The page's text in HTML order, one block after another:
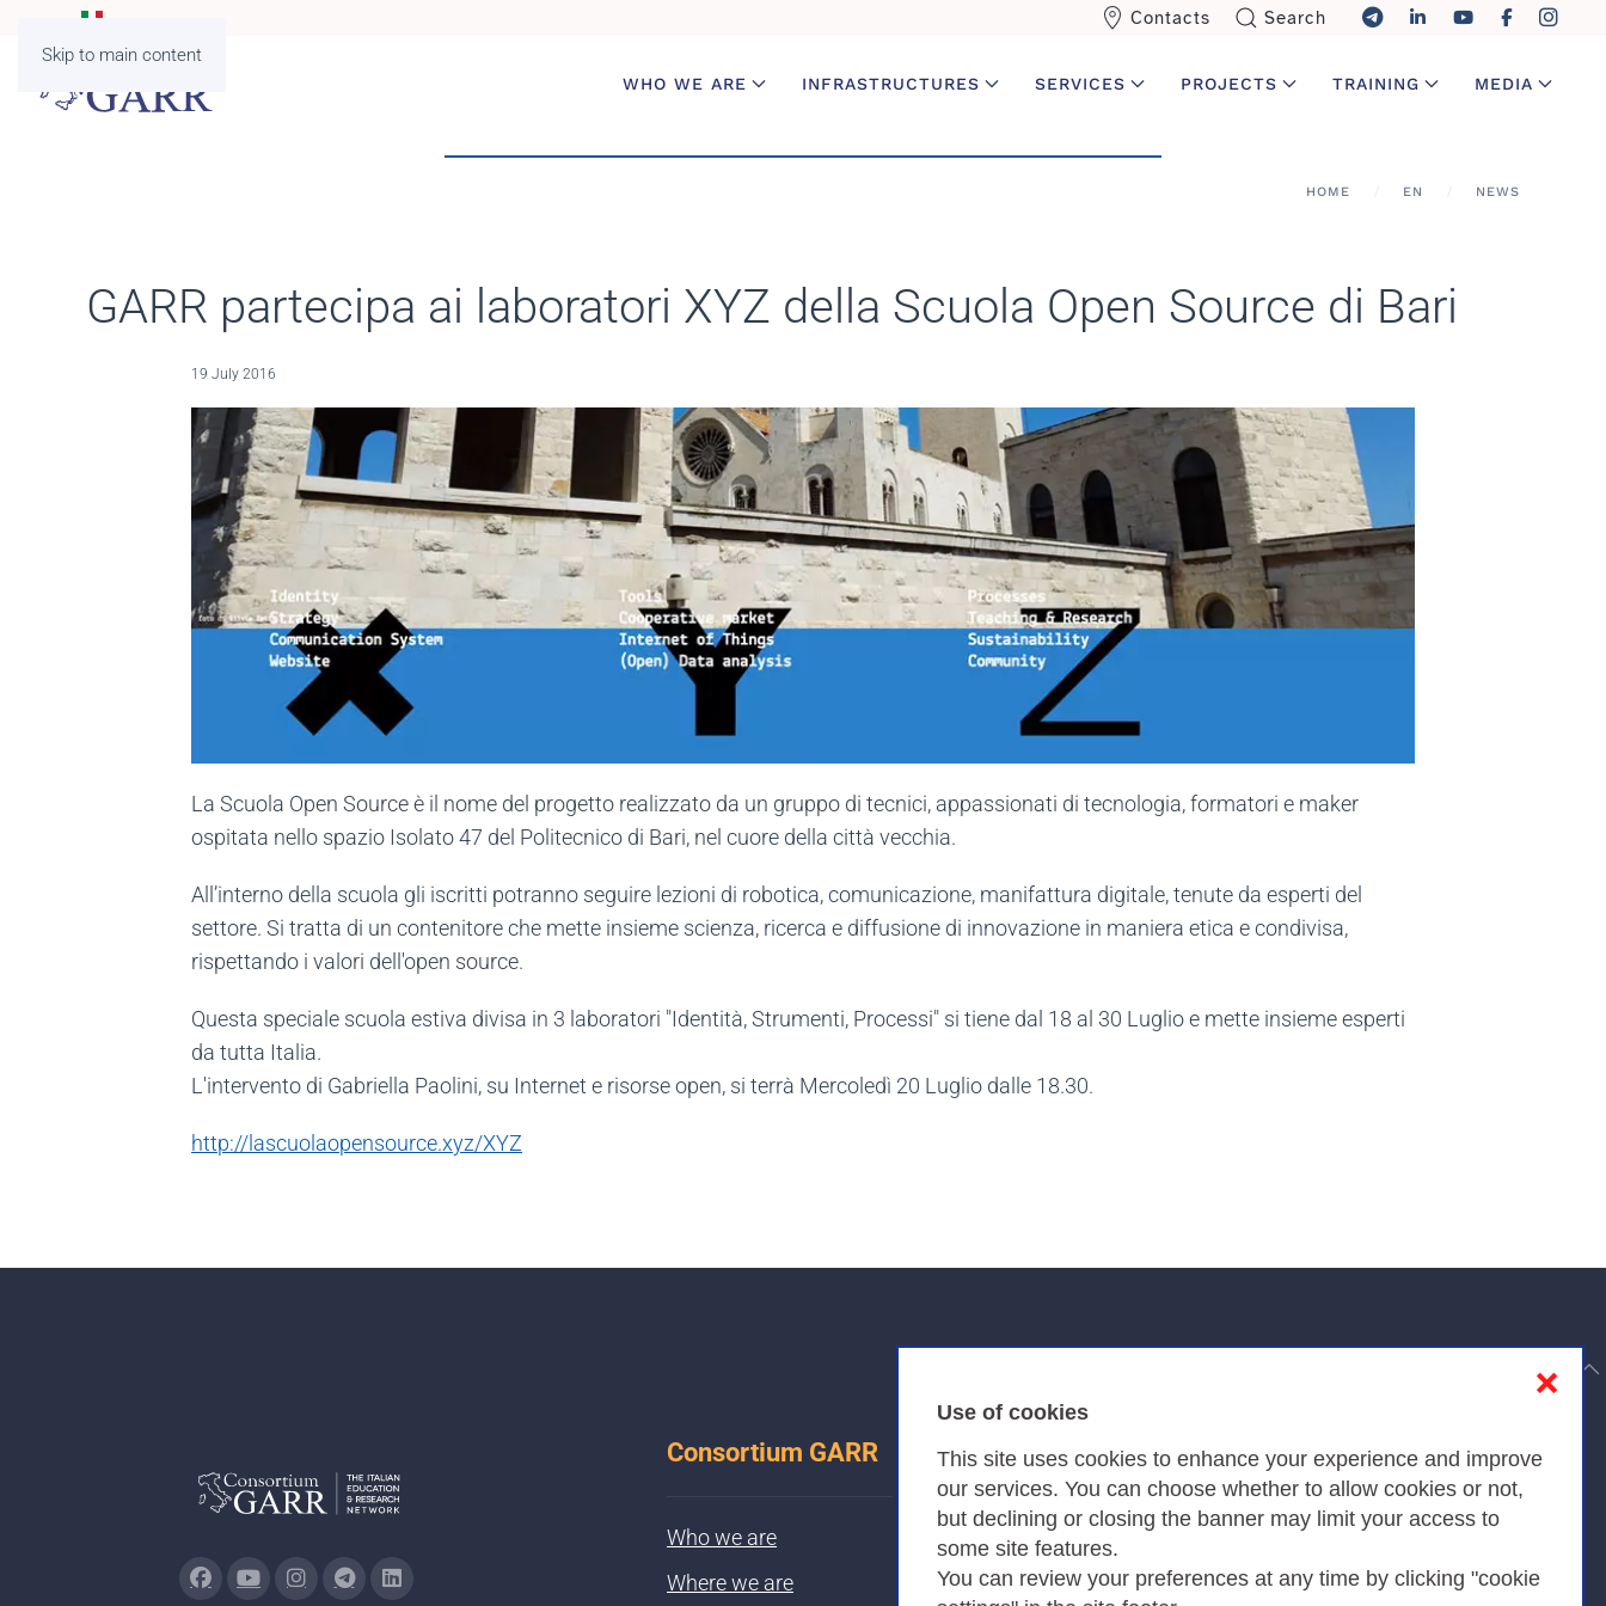
Use of cookies
This site uses cookies to enhance your experience and improve
our services. You can choose whether to allow cookies or not,
but declining or closing the banner may limit your access to
some site features.
You can review your preferences at any time by clicking "cookie
❌
Skip to main content
Contacts Search
WHO WE ARE INFRASTRUCTURES SERVICES PROJECTS TRAINING MEDIA
HOME EN NEWS
GARR partecipa ai laboratori XYZ della Scuola Open Source di Bari
19 July 2016
La Scuola Open Source è il nome del progetto realizzato da un gruppo di tecnici, appassionati di tecnologia, formatori e maker
ospitata nello spazio Isolato 47 del Politecnico di Bari, nel cuore della città vecchia.
All’interno della scuola gli iscritti potranno seguire lezioni di robotica, comunicazione, manifattura digitale, tenute da esperti del
settore. Si tratta di un contenitore che mette insieme scienza, ricerca e diffusione di innovazione in maniera etica e condivisa,
rispettando i valori dell'open source.
Questa speciale scuola estiva divisa in 3 laboratori "Identità, Strumenti, Processi" si tiene dal 18 al 30 Luglio e mette insieme esperti
da tutta Italia.
L'intervento di Gabriella Paolini, su Internet e risorse open, si terrà Mercoledì 20 Luglio dalle 18.30.
http://lascuolaopensource.xyz/XYZ
to top
Consortium GARR
Who we are
Where we are
Privacy
Cookies Policy